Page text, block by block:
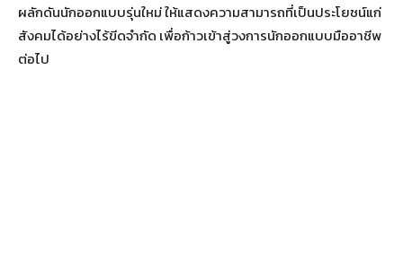
ผลักดันนักออกแบบรุ่นใหม่ ให้แสดงความสามารถที่เป็นประโยชน์แก่
สังคมได้อย่างไร้ขีดจำกัด เพื่อก้าวเข้าสู่วงการนักออกแบบมืออาชีพ
ต่อไป